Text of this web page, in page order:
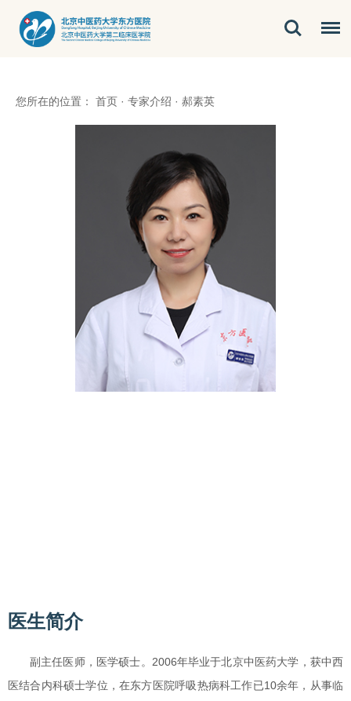
您所在的位置： 首页 · 专家介绍 · 郝素英
医生简介
副主任医师，医学硕士。2006年毕业于北京中医药大学，获中西
医结合内科硕士学位，在东方医院呼吸热病科工作已10余年，从事临